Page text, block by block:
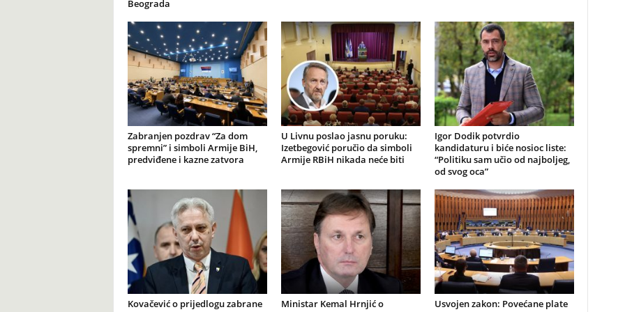
Beograda
Zabranjen pozdrav “Za dom
spremni” i simboli Armije BiH,
predviđene i kazne zatvora
U Livnu poslao jasnu poruku:
Izetbegović poručio da simboli
Armije RBiH nikada neće biti
Igor Dodik potvrdio
kandidaturu i biće nosioc liste:
“Politiku sam učio od najboljeg,
od svog oca”
Kovačević o prijedlogu zabrane
Ministar Kemal Hrnjić o
Usvojen zakon: Povećane plate